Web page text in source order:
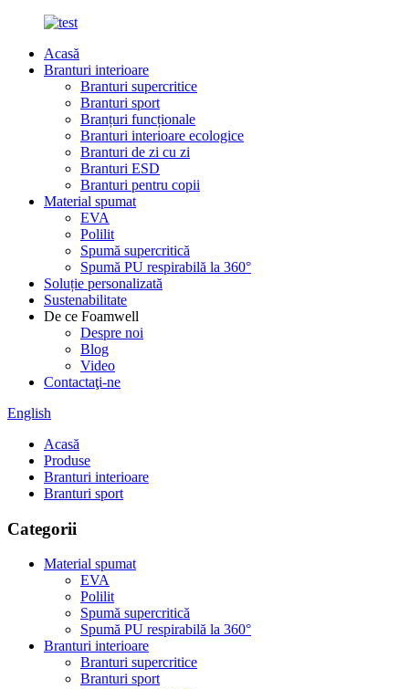
Acasă
Branturi interioare
Branturi supercritice
Branturi sport
Branțuri funcționale
Branturi interioare ecologice
Branturi de zi cu zi
Branturi ESD
Branturi pentru copii
Material spumat
EVA
Polilit
Spumă supercritică
Spumă PU respirabilă la 360°
Soluție personalizată
Sustenabilitate
De ce Foamwell
Despre noi
Blog
Video
Contactaţi-ne
English
Acasă
Produse
Branturi interioare
Branturi sport
Categorii
Material spumat
EVA
Polilit
Spumă supercritică
Spumă PU respirabilă la 360°
Branturi interioare
Branturi supercritice
Branturi sport